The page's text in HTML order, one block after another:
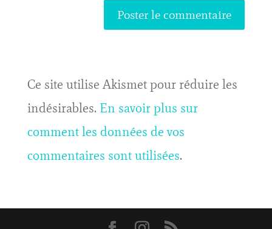
Ce site utilise Akismet pour réduire les
indésirables. En savoir plus sur
comment les données de vos
commentaires sont utilisées.